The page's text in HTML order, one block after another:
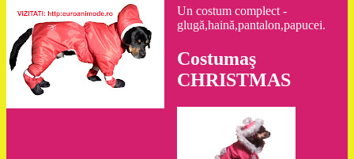
Un costum complect -
glugă,haină,pantalon,papucei.
Costumaş
CHRISTMAS